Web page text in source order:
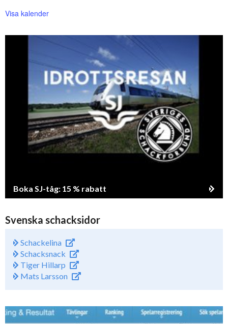
Visa kalender
Boka SJ-tåg: 15 % rabatt
Svenska schacksidor
Schackelina
Schacksnack
Tiger Hillarp
Mats Larsson